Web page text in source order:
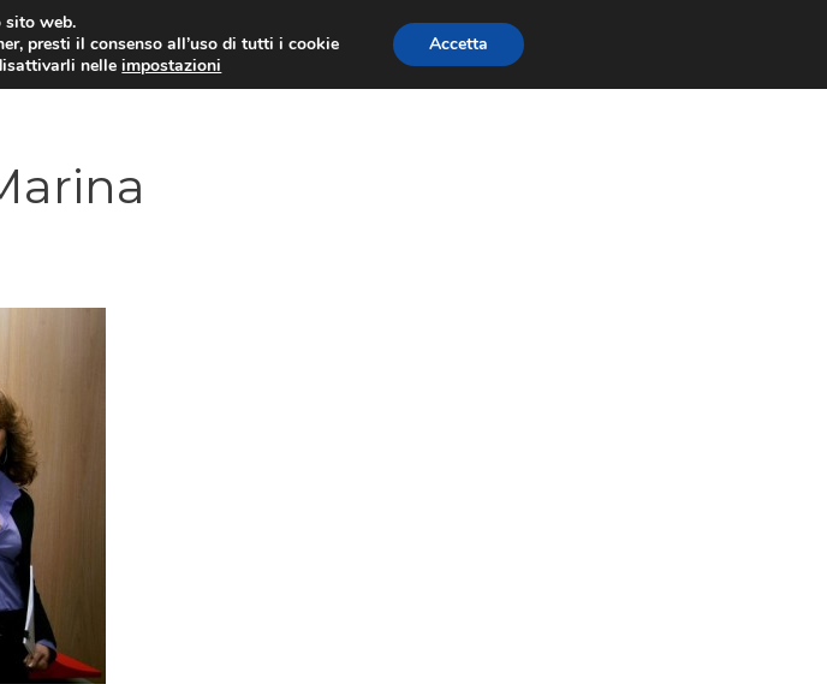
PUBBLICA ECONOMIA EUROPEA ECONOMIA ITALIANA
sito web.
presti il consenso all’uso di tutti i cookie
nelleimpostazioni
Accetta